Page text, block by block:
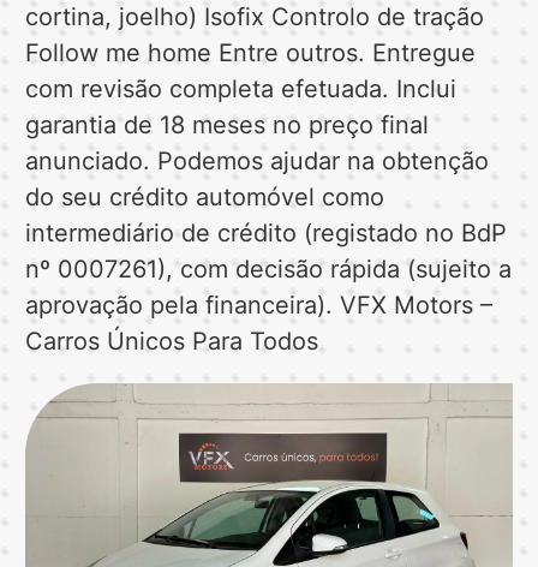
cortina, joelho) Isofix Controlo de tração
Follow me home Entre outros. Entregue
com revisão completa efetuada. Inclui
garantia de 18 meses no preço final
anunciado. Podemos ajudar na obtenção
do seu crédito automóvel como
intermediário de crédito (registado no BdP
nº 0007261), com decisão rápida (sujeito a
aprovação pela financeira). VFX Motors –
Carros Únicos Para Todos